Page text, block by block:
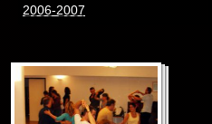
2006-2007